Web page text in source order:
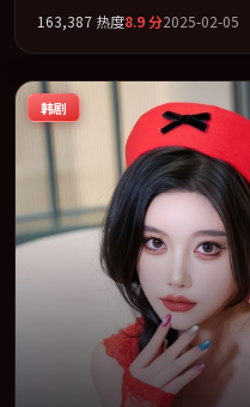
「科幻」类型为骨架，在叙事
2025-11-15 在内地院线及主
碑稳健，适合喜欢强情节与人
163,387 热度8.9分2025-02-05
韩剧